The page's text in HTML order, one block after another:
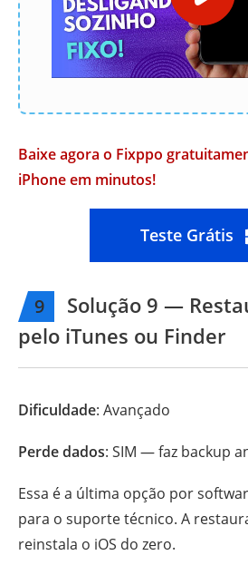
Baixe agora o Fixppo
iPhone em minutos!
Teste Grátis
9
Solução 9 —
pelo iTunes ou Finder
Dificuldade: Avançado
Perde dados: SIM — faz backup
Essa é a última opção por
para o suporte técnico. A
reinstala o iOS do zero.